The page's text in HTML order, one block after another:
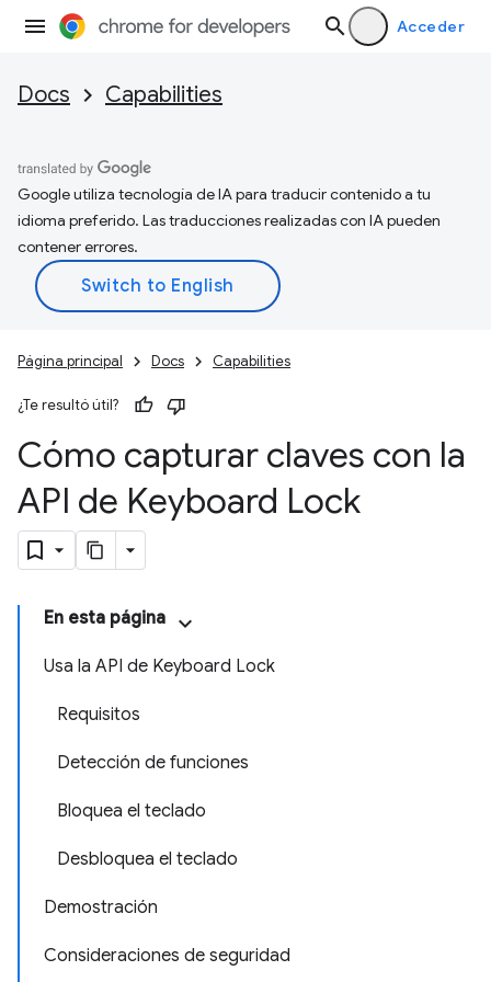
Acceder
Docs Capabilities
Google utiliza tecnología de IA para traducir contenido a tu
idioma preferido. Las traducciones realizadas con IA pueden
contener errores.
Página principal Docs Capabilities
¿Te resultó útil?
Cómo capturar claves con la
API de Keyboard Lock
En esta página
Usa la API de Keyboard Lock
Requisitos
Detección de funciones
Bloquea el teclado
Desbloquea el teclado
Demostración
Consideraciones de seguridad